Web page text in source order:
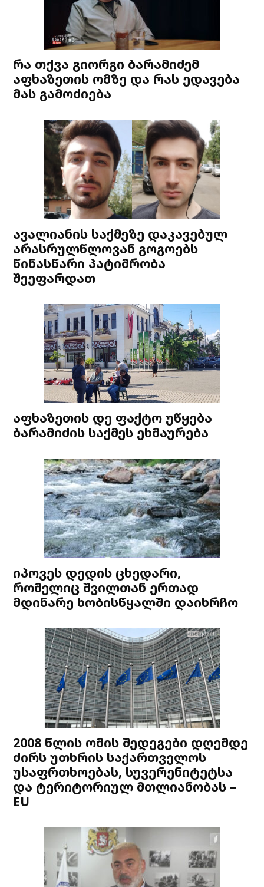
რა თქვა გიორგი ბარამიძემ
აფხაზეთის ომზე და რას ედავება
მას გამოძიება
ავალიანის საქმეზე დაკავებულ
არასრულწლოვან გოგოებს
წინასწარი პატიმრობა
შეეფარდათ
აფხაზეთის დე ფაქტო უწყება
ბარამიძის საქმეს ეხმაურება
იპოვეს დედის ცხედარი,
რომელიც შვილთან ერთად
მდინარე ხობისწყალში დაიხრჩო
2008 წლის ომის შედეგები დღემდე
ძირს უთხრის საქართველოს
უსაფრთხოებას, სუვერენიტეტსა
და ტერიტორიულ მთლიანობას –
EU